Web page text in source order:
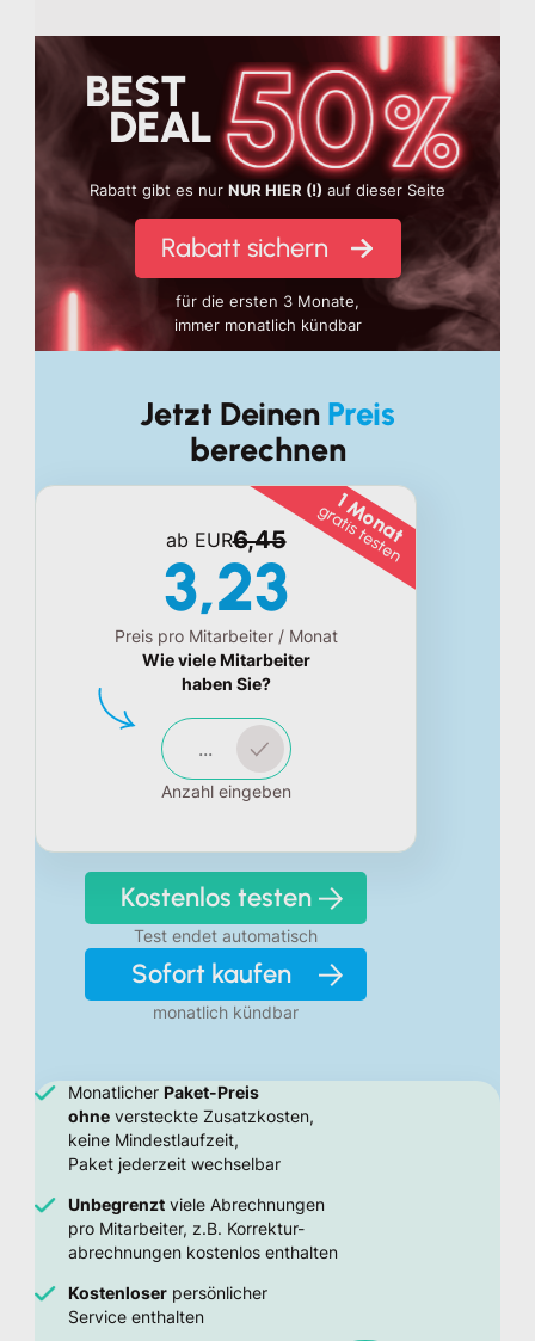
BEST
DEAL
Rabatt gibt es nur NUR HIER (!) auf dieser Seite
Rabatt sichern
für die ersten 3 Monate,
immer monatlich kündbar
Jetzt Deinen Preis
berechnen
1 Monat
gratis testen
ab EUR6,45
3,23
Preis pro Mitarbeiter / Monat
Wie viele Mitarbeiter
haben Sie?
Anzahl eingeben
Kostenlos testen
Test endet automatisch
Sofort kaufen
monatlich kündbar
Monatlicher Paket-Preis
ohne versteckte Zusatzkosten,
keine Mindestlaufzeit,
Paket jederzeit wechselbar
Unbegrenzt viele Abrechnungen
pro Mitarbeiter, z.B. Korrektur-
abrechnungen kostenlos enthalten
Kostenloser persönlicher
Service enthalten